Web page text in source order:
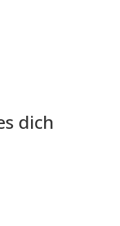
dich